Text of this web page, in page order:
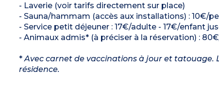
- Laverie (voir tarifs directement sur place)
- Sauna/hammam (accès aux installations) : 10€/
- Service petit déjeuner : 17€/adulte - 17€/enfant
- Animaux admis* (à préciser à la réservation) :
*Avec carnet de vaccinations à jour et tatouage.
résidence.